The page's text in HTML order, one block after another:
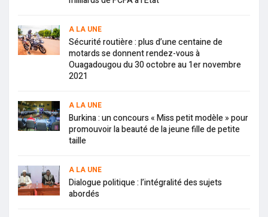
A LA UNE
Sécurité routière : plus d’une centaine de
motards se donnent rendez-vous à
Ouagadougou du 30 octobre au 1er novembre
2021
A LA UNE
Burkina : un concours « Miss petit modèle » pour
promouvoir la beauté de la jeune fille de petite
taille
A LA UNE
Dialogue politique : l’intégralité des sujets
abordés